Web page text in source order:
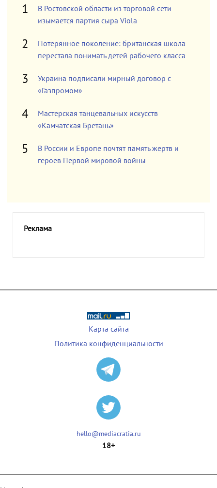
В Ростовской области из торговой сети
изымается партия сыра Viola
Потерянное поколение: британская школа
перестала понимать детей рабочего класса
Украина подписали мирный договор с
«Газпромом»
Мастерская танцевальных искусств
«Камчатская Бретань»
В России и Европе почтят память жертв и
героев Первой мировой войны
Реклама
Карта сайта
Политика конфиденциальности
hello@mediacratia.ru
18+